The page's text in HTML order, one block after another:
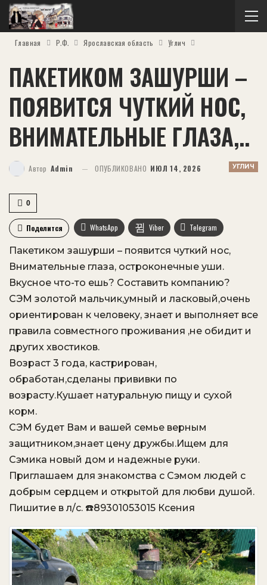
Главная Р.Ф. Ярославская область Углич
ПАКЕТИКОМ ЗАШУРШИ –
ПОЯВИТСЯ ЧУТКИЙ НОС,
ВНИМАТЕЛЬНЫЕ ГЛАЗА,..
УГЛИЧ
Автор Admin ОПУБЛИКОВАНО ИЮЛ 14, 2026
0
Поделится WhatsApp Viber Telegram
VK OK.ru
Пакетиком зашурши – появится чуткий нос,
Внимательные глаза, остроконечные уши.
Вкусное что-то ешь? Составить компанию?
СЭМ золотой мальчик,умный и ласковый,очень
ориентирован к человеку, знает и выполняет все
правила совместного проживания ,не обидит и
других хвостиков.
Возраст 3 года, кастрирован,
обработан,сделаны прививки по
возрасту.Кушает натуральную пищу и сухой
корм.
СЭМ будет Вам и вашей семье верным
защитником,знает цену дружбы.Ищем для
Сэмика новый дом и надежные руки.
Приглашаем для знакомства с Сэмом людей с
добрым сердцем и открытой для любви душой.
Пишитие в л/с. ☎️89301053015 Ксения